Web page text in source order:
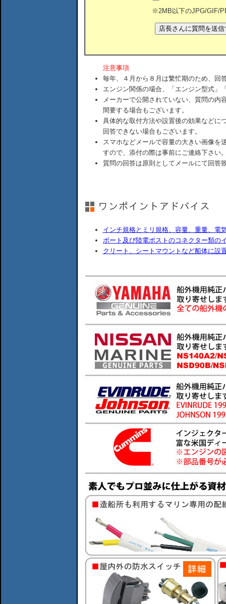
※2MB以下のJPG/GIF/
注意事項
毎年、４月から８月は繁忙期のため、回
エンジン関係の場合、「エンジン型式」
メーカーで公開されていない、質問の内
間要する場合もございます。
具体的な取付方法や設置後の効果などに
回答できない場合もございます。
スマホなどメールで容量の大きい画像を
すので、添付の際は事前にご連絡下さい
質問の回答は原則としてメールにて回答
インチ規格とミリ規格、容量、重量、電
ボート及び陸電ポストのコネクター類の
クリート、シートマウントなど船体に設